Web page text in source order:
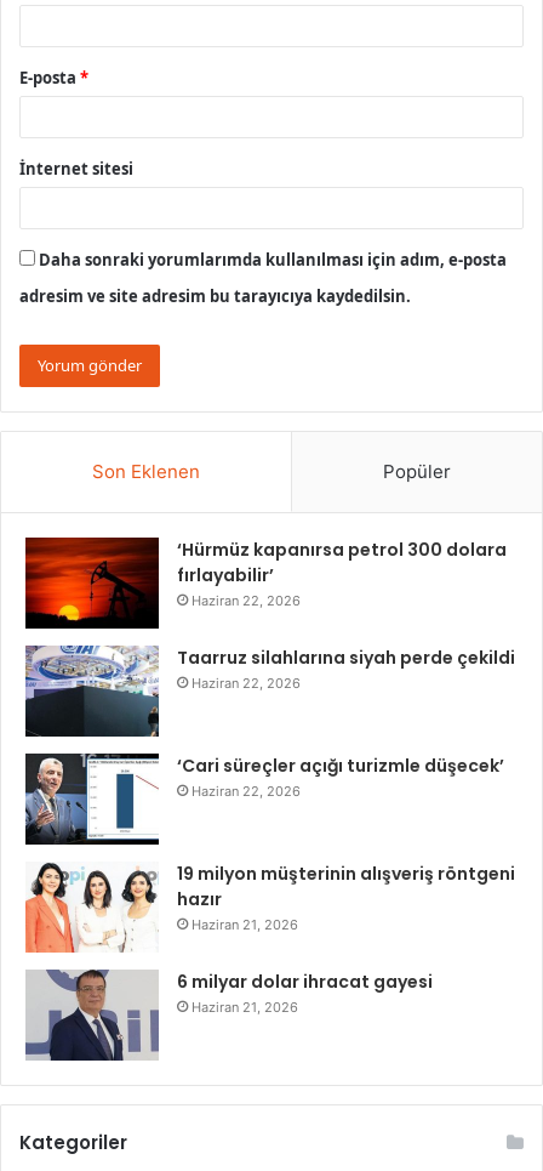
E-posta *
İnternet sitesi
Daha sonraki yorumlarımda kullanılması için adım, e-posta
adresim ve site adresim bu tarayıcıya kaydedilsin.
Son Eklenen Popüler
‘Hürmüz kapanırsa petrol 300 dolara
fırlayabilir’
Haziran 22, 2026
Taarruz silahlarına siyah perde çekildi
Haziran 22, 2026
‘Cari süreçler açığı turizmle düşecek’
Haziran 22, 2026
19 milyon müşterinin alışveriş röntgeni
hazır
Haziran 21, 2026
6 milyar dolar ihracat gayesi
Haziran 21, 2026
Kategoriler